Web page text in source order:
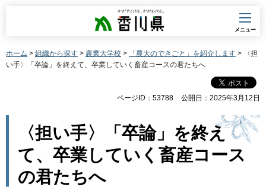
香川県
メニュー
ホーム > 組織から探す > 農業大学校 > 「農大のできごと」を紹介します > 〈担
い手〉「卒論」を終えて、卒業していく畜産コースの君たちへ
ページID：53788 公開日：2025年3月12日
〈担い手〉「卒論」を終え
て、卒業していく畜産コース
の君たちへ